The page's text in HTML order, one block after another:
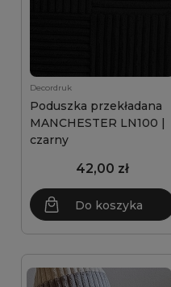
Decordruk
Poduszka przekładana
MANCHESTER LN100 |
czarny
42,00 zł
Do koszyka